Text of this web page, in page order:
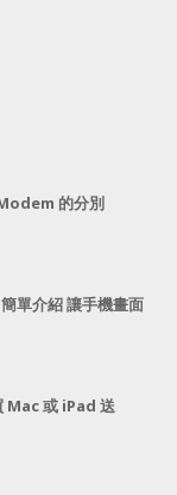
的分別
單介紹 讓手機畫面
Mac 或 iPad 送